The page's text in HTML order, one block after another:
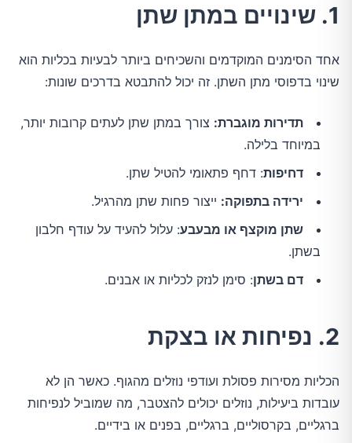
1. שינויים במתן שתן
אחד הסימנים המוקדמים והשכיחים ביותר לבעיות בכליות הוא
שינוי בדפוסי מתן השתן. זה יכול להתבטא בדרכים שונות:
תדירות מוגברת: צורך במתן שתן לעתים קרובות יותר,
במיוחד בלילה.
דחיפות: דחף פתאומי להטיל שתן.
ירידה בתפוקה: ייצור פחות שתן מהרגיל.
שתן מוקצף או מבעבע: עלול להעיד על עודף חלבון
בשתן.
דם בשתן: סימן לנזק לכליות או אבנים.
2. נפיחות או בצקת
הכליות מסירות פסולת ועודפי נוזלים מהגוף. כאשר הן לא
עובדות ביעילות, נוזלים יכולים להצטבר, מה שמוביל לנפיחות
ברגליים, בקרסוליים, ברגליים, בפנים או בידיים.